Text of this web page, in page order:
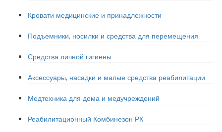
Кровати медицинские и принадлежности
Подъемники, носилки и средства для перемещения
Средства личной гигиены
Аксессуары, насадки и малые средства реабилитации
Медтехника для дома и медучреждений
Реабилитационный Комбинезон РК